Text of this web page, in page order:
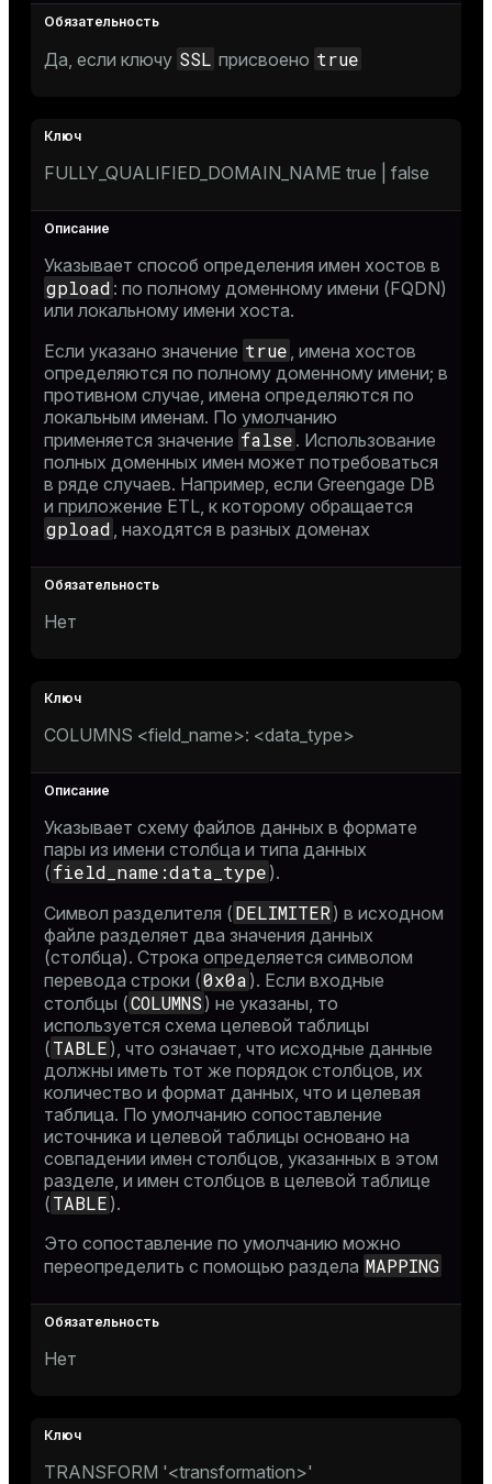
Да, если ключу SSL присвоено true
FULLY_QUALIFIED_DOMAIN_NAME true | false
Указывает способ определения имен хостов в
gpload : по полному доменному имени (FQDN)
или локальному имени хоста.
Если указано значение true , имена хостов
определяются по полному доменному имени; в
противном случае, имена определяются по
локальным именам. По умолчанию
применяется значение false . Использование
полных доменных имен может потребоваться
в ряде случаев. Например, если Greengage DB
и приложение ETL, к которому обращается
gpload , находятся в разных доменах
Нет
COLUMNS <field_name>: <data_type>
Указывает схему файлов данных в формате
пары из имени столбца и типа данных
( field_name:data_type ).
Символ разделителя ( DELIMITER ) в исходном
файле разделяет два значения данных
(столбца). Строка определяется символом
перевода строки (0x0a ). Если входные
столбцы (COLUMNS ) не указаны, то
используется схема целевой таблицы
( TABLE ), что означает, что исходные данные
должны иметь тот же порядок столбцов, их
количество и формат данных, что и целевая
таблица. По умолчанию сопоставление
источника и целевой таблицы основано на
совпадении имен столбцов, указанных в этом
разделе, и имен столбцов в целевой таблице
( TABLE ).
Это сопоставление по умолчанию можно
переопределить с помощью раздела MAPPING
Нет
TRANSFORM '<transformation>'